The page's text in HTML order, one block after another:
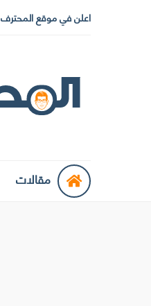
اعلن في موقع المحترف
مقالات